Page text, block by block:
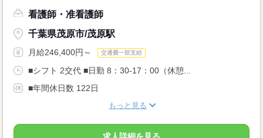
看護師・准看護師
千葉県茂原市/茂原駅
月給246,400円～ 交通費一部支給
■シフト 2交代 ■日勤 8：30-17：00（休憩...
■年間休日数 122日
もっと見る